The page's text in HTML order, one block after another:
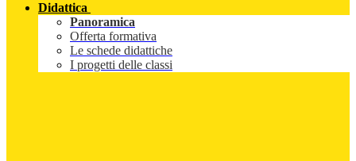
Didattica
Panoramica
Offerta formativa
Le schede didattiche
I progetti delle classi